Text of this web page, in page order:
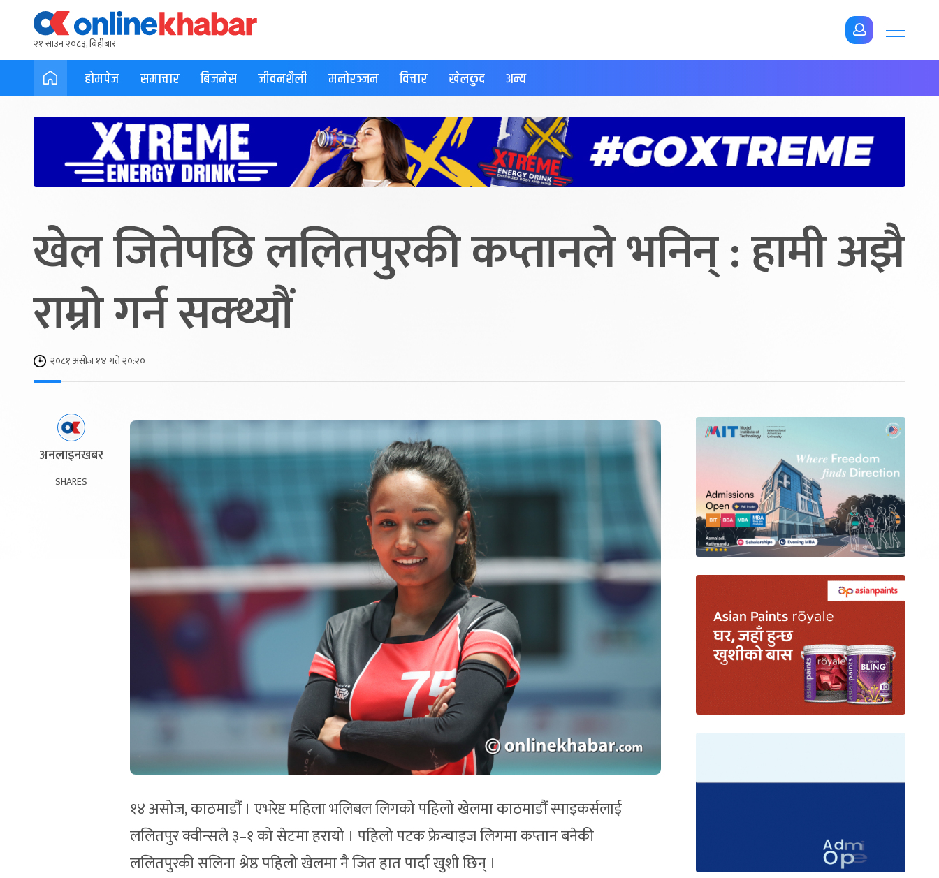
२१ साउन २०८३, बिहीबार
होमपेज समाचार बिजनेस जीवनशैली मनोरञ्जन विचार खेलकुद अन्य
खेल जितेपछि ललितपुरकी कप्तानले भनिन् : हामी अझै
राम्रो गर्न सक्थ्यौं
२०८१ असोज १४ गते २०:२०
अनलाइनखबर
SHARES
१४ असोज, काठमाडौं । एभरेष्ट महिला भलिबल लिगको पहिलो खेलमा काठमाडौं स्पाइकर्सलाई
ललितपुर क्वीन्सले ३–१ को सेटमा हरायो । पहिलो पटक फ्रेन्चाइज लिगमा कप्तान बनेकी
ललितपुरकी सलिना श्रेष्ठ पहिलो खेलमा नै जित हात पार्दा खुशी छिन् ।